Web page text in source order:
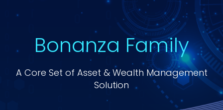
Bonanza Family
A Core Set of Asset & Wealth Management
Solution